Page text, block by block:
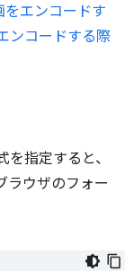
をエンコードす
ンコードする際
指定すると、
ラウザのフォー